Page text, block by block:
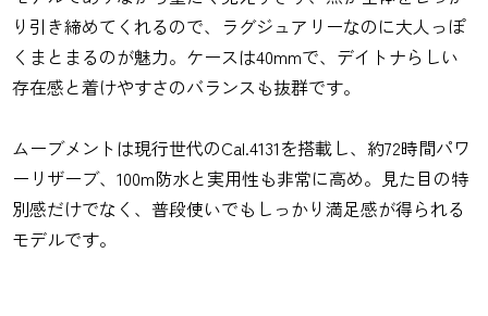
り引き締めてくれるので、ラグジュアリーなのに大人っぽ
くまとまるのが魅力。ケースは40mmで、デイトナらしい
存在感と着けやすさのバランスも抜群です。
ムーブメントは現行世代のCal.4131を搭載し、約72時間パワ
ーリザーブ、100m防水と実用性も非常に高め。見た目の特
別感だけでなく、普段使いでもしっかり満足感が得られる
モデルです。